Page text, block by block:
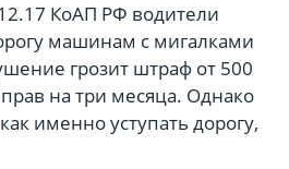
КоАП РФ водители
машинам с мигалками
грозит штраф от 500
на три месяца. Однако
именно уступать дорогу,